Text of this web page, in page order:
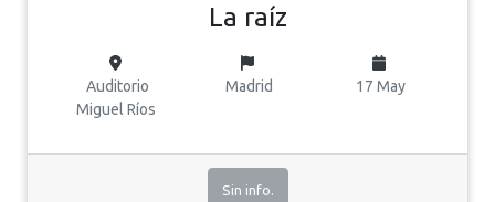
La raíz
Auditorio
Miguel Ríos
Madrid 17 May
Sin info.